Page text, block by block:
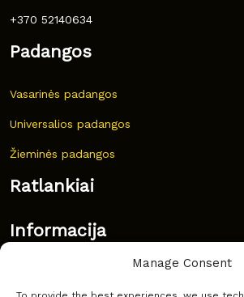
Manage Consent
+370 52140634
Padangos
Vasarinės padangos
Universalios padangos
Žieminės padangos
Ratlankiai
Informacija